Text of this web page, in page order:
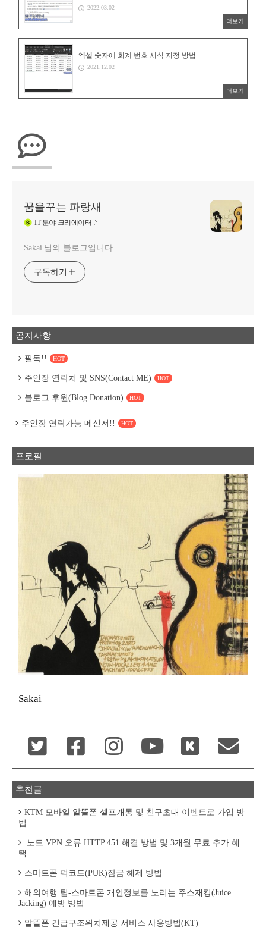
2022.03.02
더보기
엑셀 숫자에 회계 번호 서식 지정 방법
2021.12.02
더보기
꿈을꾸는 파랑새
IT분야 크리에이터
Sakai 님의 블로그입니다.
구독하기
공지사항
필독!! HOT
주인장 연락처 및 SNS(Contact ME) HOT
블로그 후원(Blog Donation) HOT
주인장 연락가능 메신저!! HOT
프로필
Sakai
추천글
KTM 모바일 알뜰폰 셀프개통 및 친구초대 이벤트로 가입 방
법
노드 VPN 오류 HTTP 451 해결 방법 및 3개월 무료 추가 혜
택
스마트폰 퍽코드(PUK)잠금 해제 방법
해외여행 팁-스마트폰 개인정보를 노리는 주스재킹(Juice
Jacking) 예방 방법
알뜰폰 긴급구조위치제공 서비스 사용방법(KT)